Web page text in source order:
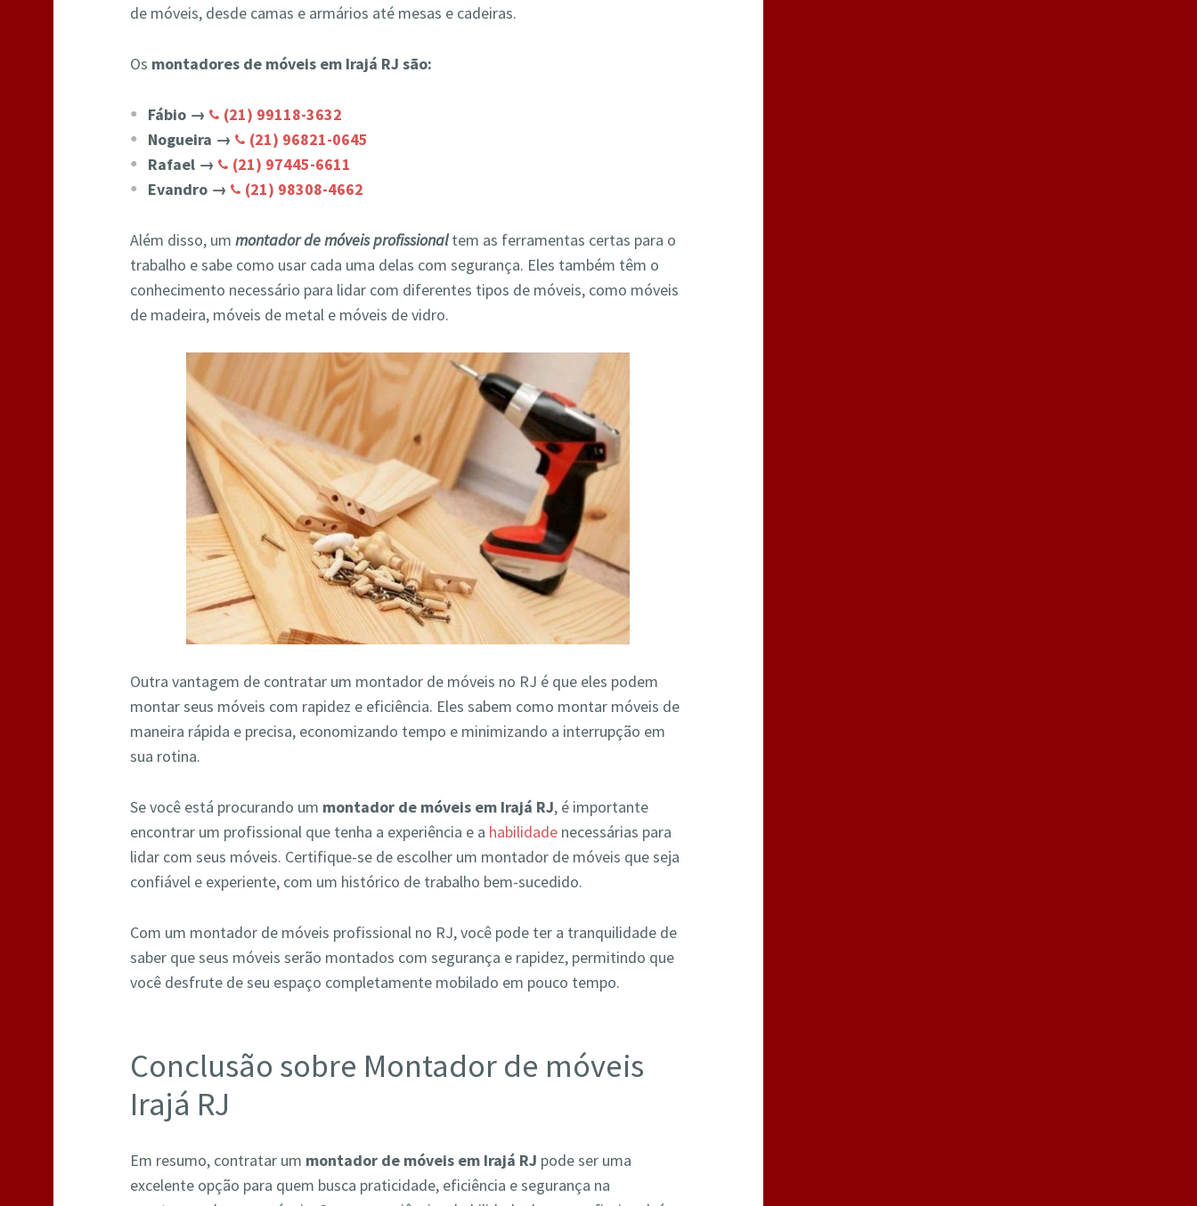
de móveis, desde camas e armários até mesas e cadeiras.
Os montadores de móveis em Irajá RJ são:
Fábio →
(21) 99118-3632
Nogueira →
(21) 96821-0645
Rafael →
(21) 97445-6611
Evandro →
(21) 98308-4662
Além disso, ummontador de móveis profissionaltem as ferramentas certas para o
trabalho e sabe como usar cada uma delas com segurança. Eles também têm o
conhecimento necessário para lidar com diferentes tipos de móveis, como móveis
de madeira, móveis de metal e móveis de vidro.
Outra vantagem de contratar um montador de móveis no RJ é que eles podem
montar seus móveis com rapidez e eficiência. Eles sabem como montar móveis de
maneira rápida e precisa, economizando tempo e minimizando a interrupção em
sua rotina.
Se você está procurando um montador de móveis em Irajá RJ, é importante
encontrar um profissional que tenha a experiência e a habilidade necessárias para
lidar com seus móveis. Certifique-se de escolher um montador de móveis que seja
confiável e experiente, com um histórico de trabalho bem-sucedido.
Com um montador de móveis profissional no RJ, você pode ter a tranquilidade de
saber que seus móveis serão montados com segurança e rapidez, permitindo que
você desfrute de seu espaço completamente mobilado em pouco tempo.
Conclusão sobre Montador de móveis
Irajá RJ
Em resumo, contratar um montador de móveis em Irajá RJ pode ser uma
excelente opção para quem busca praticidade, eficiência e segurança na